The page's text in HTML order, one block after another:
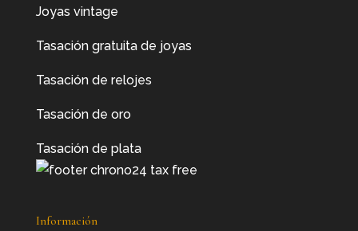
Joyas vintage
Tasación gratuita de joyas
Tasación de relojes
Tasación de oro
Tasación de plata
Información